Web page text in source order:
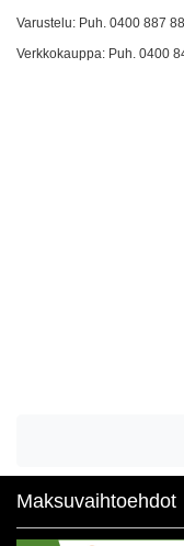
Varustelu: Puh. 0400 887
Verkkokauppa: Puh. 0400
Maksuvaihtoehdot